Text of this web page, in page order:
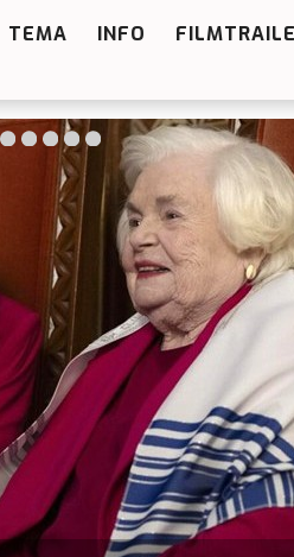
TEMA INFO